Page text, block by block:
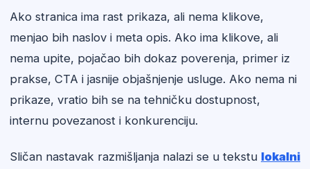
Ako stranica ima rast prikaza, ali nema klikove,
menjao bih naslov i meta opis. Ako ima klikove, ali
nema upite, pojačao bih dokaz poverenja, primer iz
prakse, CTA i jasnije objašnjenje usluge. Ako nema ni
prikaze, vratio bih se na tehničku dostupnost,
internu povezanost i konkurenciju.
Sličan nastavak razmišljanja nalazi se u tekstu lokalni